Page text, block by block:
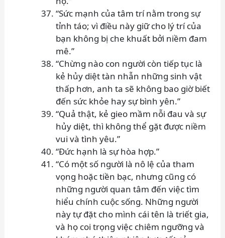
“Sức mạnh của tâm trí nằm trong sự
tỉnh táo; vì điều này giữ cho lý trí của
bạn không bị che khuất bởi niềm đam
mê.”
“Chừng nào con người còn tiếp tục là
kẻ hủy diệt tàn nhẫn những sinh vật
thấp hơn, anh ta sẽ không bao giờ biết
đến sức khỏe hay sự bình yên.”
“Quả thật, kẻ gieo mầm nỗi đau và sự
hủy diệt, thì không thể gặt được niềm
vui và tình yêu.”
“Đức hạnh là sự hòa hợp.”
“Có một số người là nô lệ của tham
vọng hoặc tiền bạc, nhưng cũng có
những người quan tâm đến việc tìm
hiểu chính cuộc sống. Những người
này tự đặt cho mình cái tên là triết gia,
và họ coi trọng việc chiêm ngưỡng và